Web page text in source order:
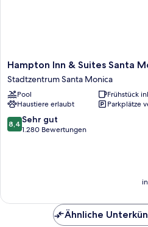
Hampton
Inn
&
Suites
Santa
Monica
Stadtzentrum
Hampton Inn & Suites Santa
Stadtzentrum Santa Monica
Pool
Frühstück
Haustiere erlaubt
Parkplätze
8.4
von
8,4 Sehr gut
1.280 Bewertungen
Ähnliche